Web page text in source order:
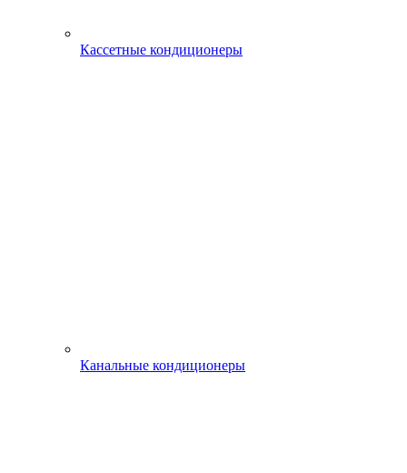
Кассетные кондиционеры
Канальные кондиционеры